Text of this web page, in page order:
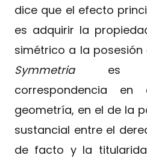
dice que el efecto
es adquirir la
simétrico a la posesión
Symmetriaes
correspondencia
geometría, en el de la
sustancial entre el
de facto y la